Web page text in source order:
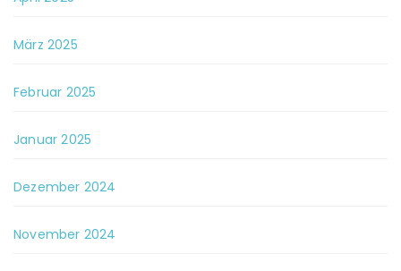
März 2025
Februar 2025
Januar 2025
Dezember 2024
November 2024